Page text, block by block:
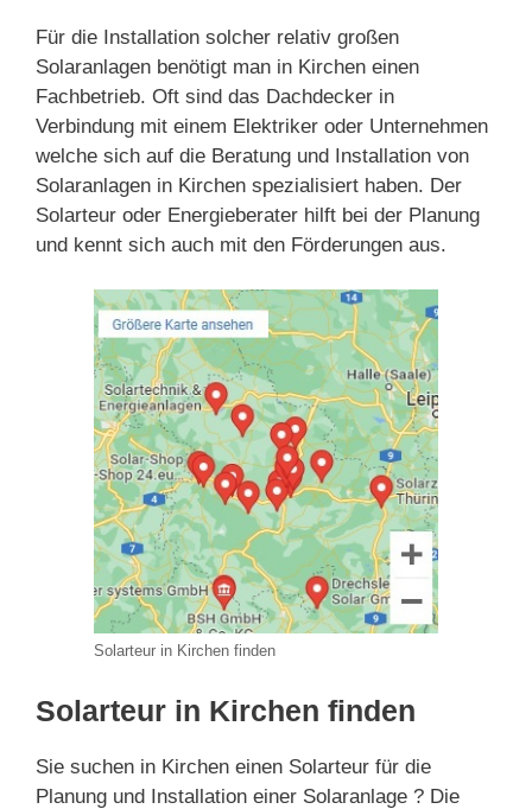
Für die Installation solcher relativ großen
Solaranlagen benötigt man in Kirchen einen
Fachbetrieb. Oft sind das Dachdecker in
Verbindung mit einem Elektriker oder Unternehmen
welche sich auf die Beratung und Installation von
Solaranlagen in Kirchen spezialisiert haben. Der
Solarteur oder Energieberater hilft bei der Planung
und kennt sich auch mit den Förderungen aus.
Solarteur in Kirchen finden
Solarteur in Kirchen finden
Sie suchen in Kirchen einen Solarteur für die
Planung und Installation einer Solaranlage ? Die